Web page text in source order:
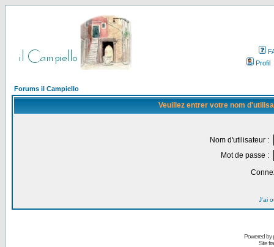
Profil
Forums il Campiello
Veuillez entrer votre nom
Nom d'utilisateur :
Mot de passe :
J'ai
Powered by
Site